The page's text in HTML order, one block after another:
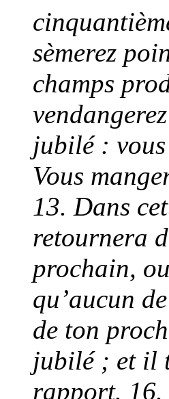
sèmerez
champs
jubilé : vous
Vous
13. Dans
retournera
prochain,
qu’aucun
de ton
jubilé ; et il
rapport. 16.